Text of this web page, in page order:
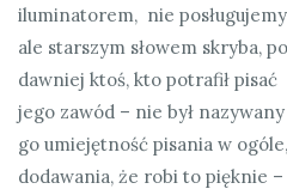
iluminatorem, nie
ale starszym słowem skryba,
dawniej ktoś, kto potrafił
jego zawód – nie był
go umiejętność pisania w
dodawania, że robi to pięknie